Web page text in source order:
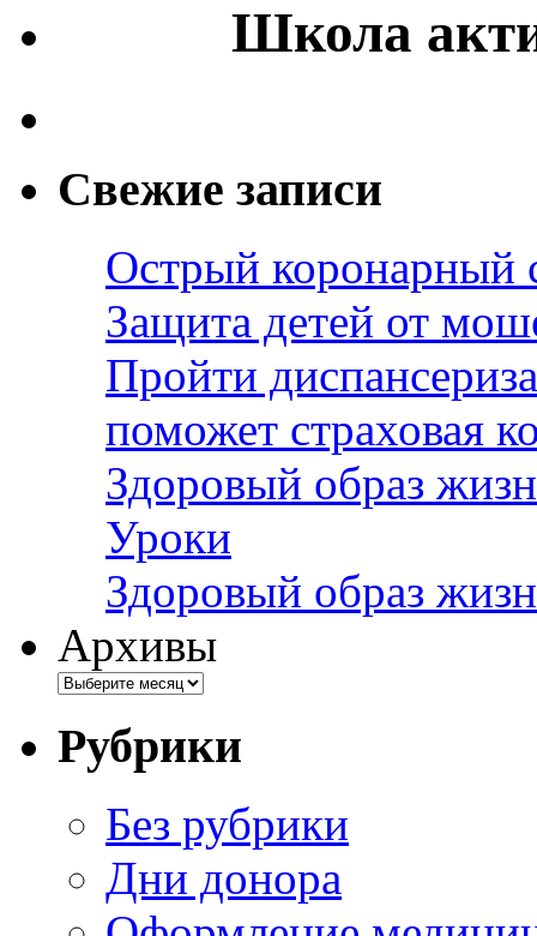
Школа
Свежие записи
Острый коронарный
Защита детей от
Пройти
поможет страховая
Здоровый образ
Уроки
Здоровый образ
Архивы
Рубрики
Без рубрики
Дни донора